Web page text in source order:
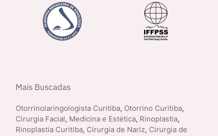
Mais Buscadas
Otorrinolaringologista Curitiba, Otorrino Curitiba,
Cirurgia Facial, Medicina e Estética, Rinoplastia,
Rinoplastia Curitiba, Cirurgia de Nariz, Cirurgia de